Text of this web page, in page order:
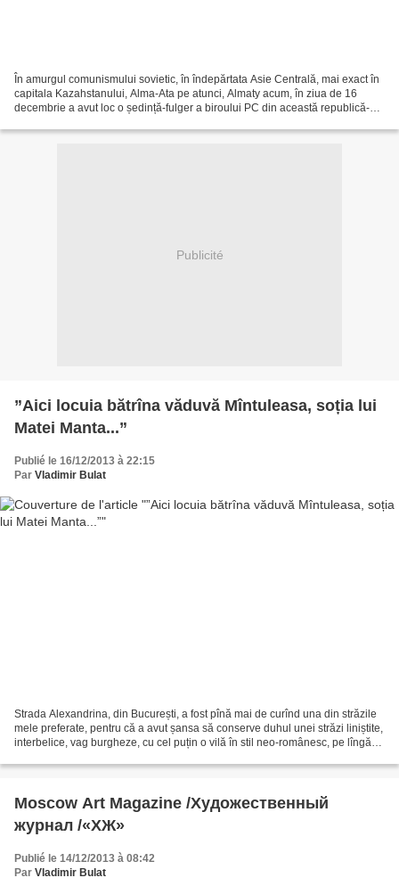
În amurgul comunismului sovietic, în îndepărtata Asie Centrală, mai exact în
capitala Kazahstanului, Alma-Ata pe atunci, Almaty acum, în ziua de 16
decembrie a avut loc o ședință-fulger a biroului PC din această republică-
Publicité
”Aici locuia bătrîna văduvă Mîntuleasa, soția lui
Matei Manta...”
Publié le 16/12/2013 à 22:15
Par Vladimir Bulat
Strada Alexandrina, din București, a fost pînă mai de curînd una din străzile
mele preferate, pentru că a avut șansa să conserve duhul unei străzi liniștite,
interbelice, vag burgheze, cu cel puțin o vilă în stil neo-românesc, pe lîngă
Moscow Art Magazine /Художественный
журнал /«ХЖ»
Publié le 14/12/2013 à 08:42
Par Vladimir Bulat